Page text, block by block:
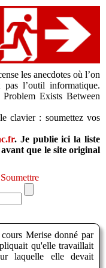
les anecdotes où l’on
l’outil informatique.
Exists Between
clavier : soumettez vos
. Je publie ici la liste
que le site original
Soumettre
Merise donné par
qu'elle travaillait
laquelle elle devait